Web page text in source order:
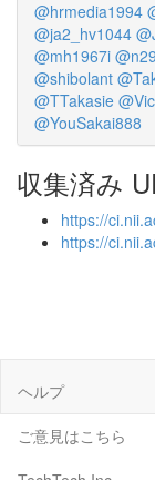
@hrmedia1994
@ja2_hv1044
@mh1967i
@shibolant
@TTakasie
@YouSakai888
収集済み
https://
https://
ヘルプ
ご意見はこちら